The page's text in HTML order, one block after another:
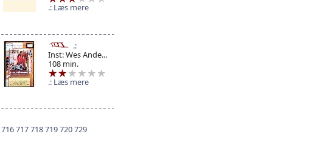
Læs mere
Inst: Wes Ande...
108 min.
Læs mere
716717718719720729